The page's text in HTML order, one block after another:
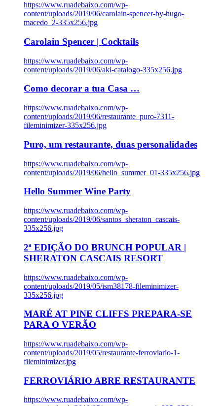
https://www.ruadebaixo.com/wp-
content/uploads/2019/06/carolain-spencer-by-hugo-
macedo_2-335x256.jpg
Carolain Spencer | Cocktails
https://www.ruadebaixo.com/wp-
content/uploads/2019/06/aki-catalogo-335x256.jpg
Como decorar a tua Casa …
https://www.ruadebaixo.com/wp-
content/uploads/2019/06/restaurante_puro-7311-
fileminimizer-335x256.jpg
Puro, um restaurante, duas personalidades
https://www.ruadebaixo.com/wp-
content/uploads/2019/06/hello_summer_01-335x256.jpg
Hello Summer Wine Party
https://www.ruadebaixo.com/wp-
content/uploads/2019/06/santos_sheraton_cascais-
335x256.jpg
2ª EDIÇÃO DO BRUNCH POPULAR |
SHERATON CASCAIS RESORT
https://www.ruadebaixo.com/wp-
content/uploads/2019/05/ism38178-fileminimizer-
335x256.jpg
MARÉ AT PINE CLIFFS PREPARA-SE
PARA O VERÃO
https://www.ruadebaixo.com/wp-
content/uploads/2019/05/restaurante-ferroviario-1-
fileminimizer.jpg
FERROVIÁRIO ABRE RESTAURANTE
https://www.ruadebaixo.com/wp-